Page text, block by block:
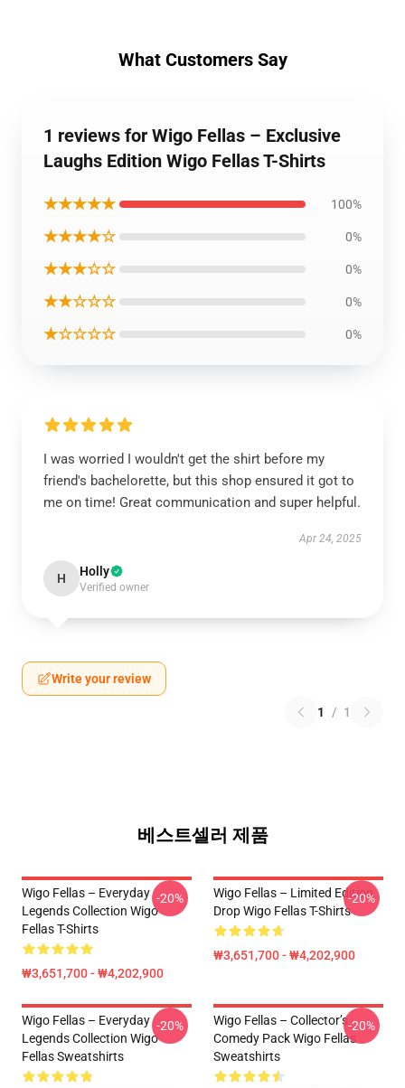
What Customers Say
1 reviews for Wigo Fellas – Exclusive
Laughs Edition Wigo Fellas T-Shirts
★★★★★ 100%
★★★★☆ 0%
★★★☆☆ 0%
★★☆☆☆ 0%
★☆☆☆☆ 0%
I was worried I wouldn't get the shirt before my
friend's bachelorette, but this shop ensured it got to
me on time! Great communication and super helpful.
Apr 24, 2025
H Holly
Verified owner
Write your review
1 / 1
베스트셀러 제품
Wigo Fellas – Everyday
Legends Collection Wigo
Fellas T-Shirts
₩3,651,700 - ₩4,202,900
-20%
Wigo Fellas – Limited Edition
Drop Wigo Fellas T-Shirts
₩3,651,700 - ₩4,202,900
-20%
Wigo Fellas – Everyday
Legends Collection Wigo
Fellas Sweatshirts
-20%
Wigo Fellas – Collector’s
Comedy Pack Wigo Fellas
Sweatshirts
-20%